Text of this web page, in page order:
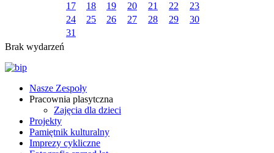
17
18 19 20 21 22
23
24
25 26 27 28 29
30
31
Brak wydarzeń
Nasze Zespoły
Pracownia plasytczna
Zajęcia dla dzieci
Projekty
Pamiętnik kulturalny
Imprezy cykliczne